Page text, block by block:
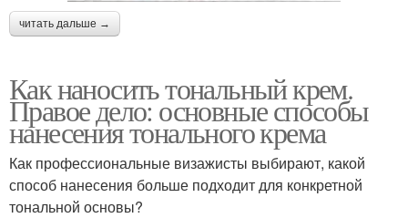
читать дальше →
Как наносить тональный крем.
Правое дело: основные способы
нанесения тонального крема
Как профессиональные визажисты выбирают, какой
способ нанесения больше подходит для конкретной
тональной основы?